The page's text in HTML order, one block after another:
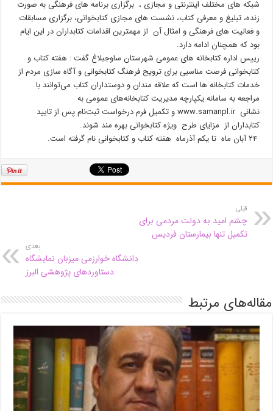
شبکه های مختلف اینترنتی و مجازی ، برگزاری برنامه های فرهنگی به صورت
زنده، تبلیغ و معرفی کتاب، نشست های مجازی کتابخوانی، برگزاری مسابقات
و فعالیت های فرهنگی و امثال آن از مهمترین اقدامات کتابداران در این ایام
بود که همچنان ادامه دارد.
رییس اداره کتابخانه های عمومی شهرستان ساوجبلاغ گفت : هفته کتاب و
کتابخوانی فرصت مناسبی برای ترویج فرهنگ کتابخوانی و آگاه سازی مردم از
خدمات کتابخانه ها است که علاقه مندان و دوستداران کتاب می‌توانند با
مراجعه به سامانه یکپارچه مدیریت کتابخانه‌های عمومی به
نشانی www.samanpl.ir و تکمیل فرم درخواست ثبت‌نام پس از تایید
کتابداران از مزایای طرح ویژه کتابخوانی بهره مند شوند.
۲۴ آبان ماه تا یکم آذرماه هفته کتاب و کتابخوانی نام گرفته است.
قبلی
چشم امید به دولت مردمی برای
تکمیل تنها بیمارستان فردیس
بعدی
دانشگاه خوارزمی میزبان نمایشگاه
دستاوردهای پژوهشی البرز
مقاله‌های مرتبط